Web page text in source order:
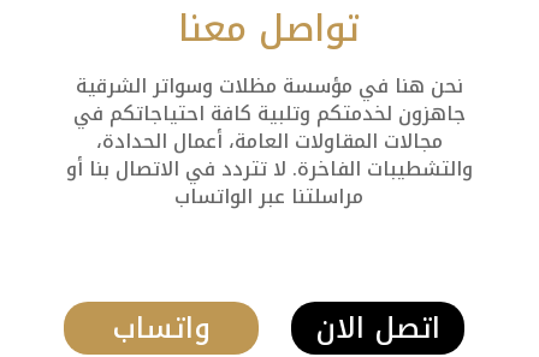
تواصل معنا
نحن هنا في مؤسسة مظلات وسواتر الشرقية
جاهزون لخدمتكم وتلبية كافة احتياجاتكم في
مجالات المقاولات العامة، أعمال الحدادة،
والتشطيبات الفاخرة. لا تتردد في الاتصال بنا أو
مراسلتنا عبر الواتساب
واتساب اتصل الان